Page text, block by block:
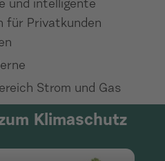
und intelligente
für Privatkunden
Strom und Gas
Klimaschutz